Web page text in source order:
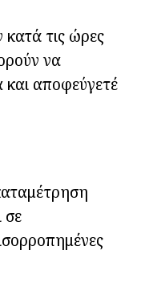
κατά τις ώρες
να
και αποφεύγετέ
σε